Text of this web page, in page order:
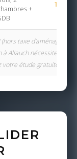
+
110
taxe
Allauch nécessite une
étude gratuite.